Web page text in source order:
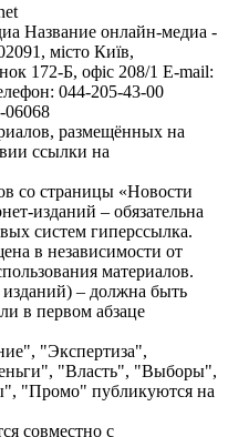
Название онлайн-медиа -
місто Київ,
172-Б, офіс 208/1 E-mail:
044-205-43-00
06068
размещённых на
ссылки на
со страницы «Новости
изданий – обязательна
систем гиперссылка.
в независимости от
материалов.
– должна быть
в первом абзаце
"Экспертиза",
"Власть", "Выборы",
"Промо" публикуются на
совместно с